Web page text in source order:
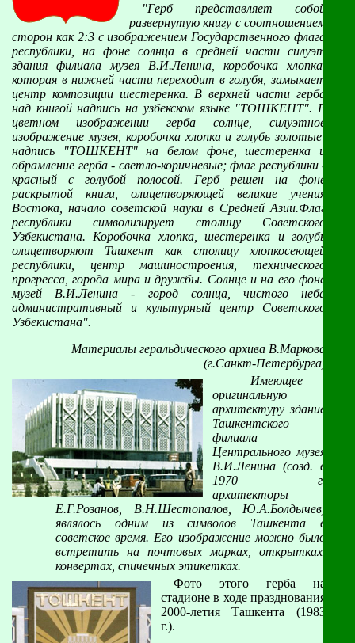
"Герб представляет собой
развернутую книгу с соотношением
сторон как 2:3 с изображением Государственного флага
республики, на фоне солнца в средней части силуэт
здания филиала музея В.И.Ленина, коробочка хлопка,
которая в нижней части переходит в голубя, замыкает
центр композиции шестеренка. В верхней части герба
над книгой надпись на узбекском языке "ТОШКЕНТ". В
цветном изображении герба солнце, силуэтное
изображение музея, коробочка хлопка и голубь золотые;
надпись "ТОШКЕНТ" на белом фоне, шестеренка и
обрамление герба - светло-коричневые; флаг республики -
красный с голубой полосой. Герб решен на фоне
раскрытой книги, олицетворяющей великие учения
Востока, начало советской науки в Средней Азии.Флаг
республики символизирует столицу Советского
Узбекистана. Коробочка хлопка, шестеренка и голубь
олицетворяют Ташкент как столицу хлопкосеющей
республики, центр машиностроения, технического
прогресса, города мира и дружбы. Солнце и на его фоне
музей В.И.Ленина - город солнца, чистого неба
административный и культурный центр Советского
Узбекистана".
Материалы геральдического архива В.Маркова
(г.Санкт-Петербурга)
Имеющее
оригинальную
архитектуру здание
Ташкентского
филиала
Центрального музея
В.И.Ленина (созд. в
1970 г,
архитекторы
Е.Г.Розанов, В.Н.Шестопалов, Ю.А.Болдычев)
являлось одним из символов Ташкента в
советское время. Его изображение можно было
встретить на почтовых марках, открытках,
конвертах, спичечных этикетках.
Фото этого герба на
стадионе в ходе празднования
2000-летия Ташкента (1983
г.).